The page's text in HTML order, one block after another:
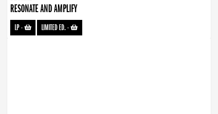
RESONATE AND AMPLIFY
LP- LIMITED ED.-